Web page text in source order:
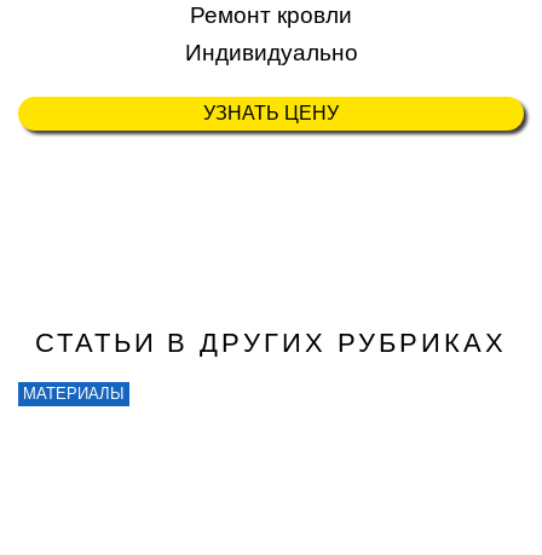
Ремонт кровли
Индивидуально
УЗНАТЬ ЦЕНУ
СТАТЬИ В ДРУГИХ РУБРИКАХ
МАТЕРИАЛЫ